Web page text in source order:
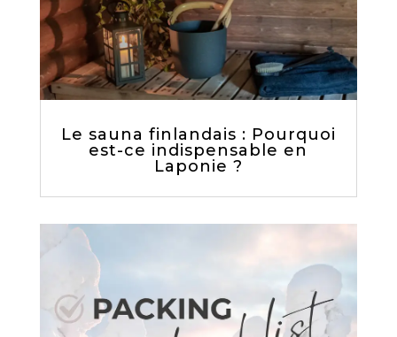
Le sauna finlandais : Pourquoi
est-ce indispensable en
Laponie ?